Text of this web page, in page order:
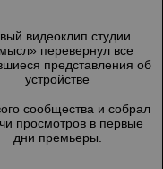
видеоклип студии
перевернул все
представления об
устройстве
сообщества и собрал
просмотров в первые
дни премьеры.